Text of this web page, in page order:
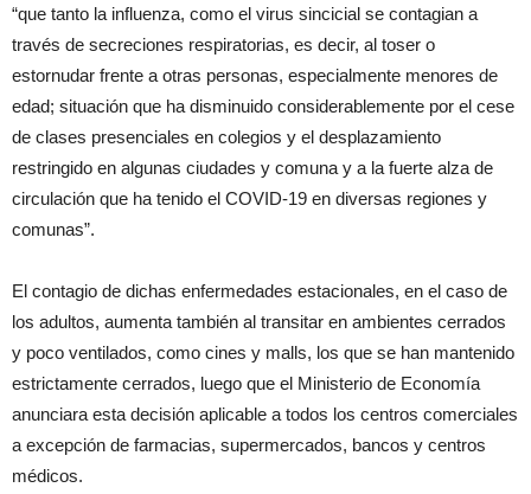
“que tanto la influenza, como el virus sincicial se contagian a
través de secreciones respiratorias, es decir, al toser o
estornudar frente a otras personas, especialmente menores de
edad; situación que ha disminuido considerablemente por el cese
de clases presenciales en colegios y el desplazamiento
restringido en algunas ciudades y comuna y a la fuerte alza de
circulación que ha tenido el COVID-19 en diversas regiones y
comunas”.
El contagio de dichas enfermedades estacionales, en el caso de
los adultos, aumenta también al transitar en ambientes cerrados
y poco ventilados, como cines y malls, los que se han mantenido
estrictamente cerrados, luego que el Ministerio de Economía
anunciara esta decisión aplicable a todos los centros comerciales
a excepción de farmacias, supermercados, bancos y centros
médicos.